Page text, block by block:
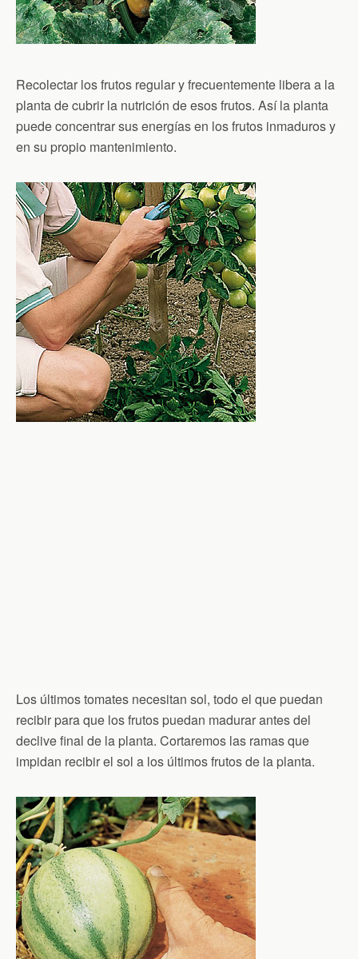
Recolectar los frutos regular y frecuentemente libera a la
planta de cubrir la nutrición de esos frutos. Así la planta
puede concentrar sus energías en los frutos inmaduros y
en su propio mantenimiento.
Los últimos tomates necesitan sol, todo el que puedan
recibir para que los frutos puedan madurar antes del
declive final de la planta. Cortaremos las ramas que
impidan recibir el sol a los últimos frutos de la planta.